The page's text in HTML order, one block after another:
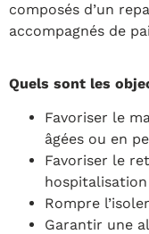
composés d’un
accompagnés de
Quels sont les
Favoriser le
âgées ou en
Favoriser le
hospitalisation
Rompre
Garantir une